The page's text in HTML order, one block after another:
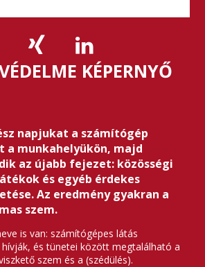
KÉPERNYŐ
napjukat a számítógép
a munkahelyükön, majd
az újabb fejezet: közösségi
és egyéb érdekes
Az eredmény gyakran a
szem.
is van: számítógépes látás
hívják, és tünetei között megtalálható a
szem és a (szédülés).